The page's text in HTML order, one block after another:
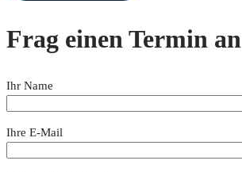
Frag einen Termin an
Ihr Name
Ihre E-Mail